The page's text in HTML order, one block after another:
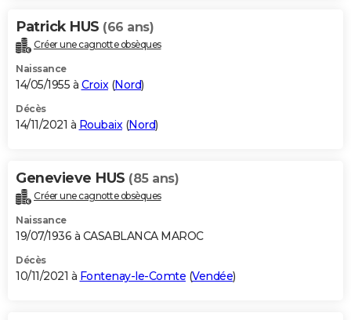
Patrick HUS (66 ans)
Créer une cagnotte obsèques
Naissance
14/05/1955 à Croix(Nord)
Décès
14/11/2021 à Roubaix(Nord)
Genevieve HUS (85 ans)
Créer une cagnotte obsèques
Naissance
19/07/1936 à CASABLANCA MAROC
Décès
10/11/2021 à Fontenay-le-Comte (Vendée)